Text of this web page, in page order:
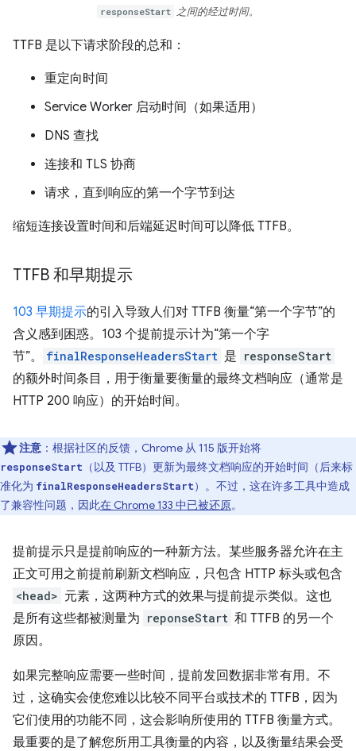
responseStart 之间的经过时间。
TTFB 是以下请求阶段的总和：
重定向时间
Service Worker 启动时间（如果适用）
DNS 查找
连接和 TLS 协商
请求，直到响应的第一个字节到达
缩短连接设置时间和后端延迟时间可以降低 TTFB。
TTFB 和早期提示
103 早期提示的引入导致人们对 TTFB 衡量“第一个字节”的
含义感到困惑。103 个提前提示计为“第一个字
节”。
finalResponseHeadersStart 是 responseStart
的额外时间条目，用于衡量要衡量的最终文档响应（通常是
HTTP 200 响应）的开始时间。
注意 ：根据社区的反馈，Chrome 从 115 版开始将
responseStart
（以及 TTFB）更新为最终文档响应的开始时间（后来标
准化为 finalResponseHeadersStart）。不过，这在许多工具中造成
了兼容性问题，因此在 Chrome 133 中已被还原。
提前提示只是提前响应的一种新方法。某些服务器允许在主
正文可用之前提前刷新文档响应，只包含 HTTP 标头或包含
<head> 元素，这两种方式的效果与提前提示类似。这也
是所有这些都被测量为 reponseStart 和 TTFB 的另一个
原因。
如果完整响应需要一些时间，提前发回数据非常有用。不
过，这确实会使您难以比较不同平台或技术的 TTFB，因为
它们使用的功能不同，这会影响所使用的 TTFB 衡量方式。
最重要的是了解您所用工具衡量的内容，以及衡量结果会受